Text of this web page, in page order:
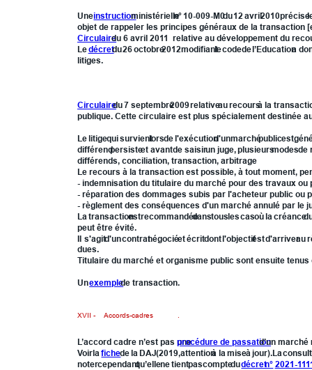
Uneinstructionministérielle
n° 10-009-M0du12 avril2010précise
objet de rappeler les principes généraux de la transaction
Circulaire du 6 avril 2011  relative au développement du
Ledécretdu26octobre2012modifiantlecodedel’Education
a
litiges.
Circulairedu7 septembre2009relativeaurecoursà la
publique. Cette circulaire est plus spécialement destinée
Lelitigequisurvientlorsdel'exécutiond'unmarchépublicest
différendpersisteet avantde saisirun juge,plusieursmodesde
différends, conciliation, transaction, arbitrage
Le recours à la transaction est possible, à tout moment,
- indemnisation du titulaire du marché pour des travaux
- réparation des dommages subis par l'acheteur public ou
- règlement des conséquences d'un marché annulé par le
La transactionestrecommandéedanstouslescasoùla créance
peut être évité.
Il s'agitd'uncontratnégociéetécritdontl'objectifestd'arriverau
dues.
Titulaire du marché et organisme public sont ensuite
Un exemple de transaction.
XVII - Accords-cadres .
L’accord cadre n’est pas une procédure de passation
d’un
Voirla fichedela DAJ(2019,attentionà la miseà jour).La
notercependantqu’ellenetientpascomptedudécretn° 2021-